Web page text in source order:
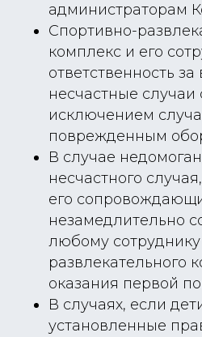
администраторам
Спортивно-
комплекс и его
ответственность
несчастные случаи
исключением
поврежденным
В случае
несчастного
его
незамедлительно
любому
развлекательного
оказания первой
В случаях, если
установленные